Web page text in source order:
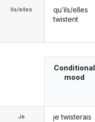
Ils/elles
qu’ils/elles
twistent
Je
Conditional
mood
je twisterais